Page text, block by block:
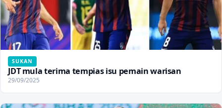
SUKAN
JDT mula terima tempias isu pemain warisan
29/09/2025